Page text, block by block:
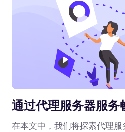
通过代理服务器服务
在本文中，我们将探索代理